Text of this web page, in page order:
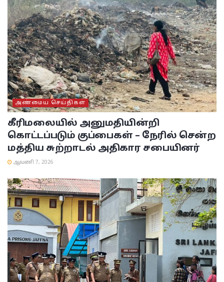
அண்மைய செய்திகள்
கீரிமலையில் அனுமதியின்றி
கொட்டப்படும் குப்பைகள் – நேரில் சென்ற
மத்திய சுற்றாடல் அதிகார சபையினர்
ஆவணி 7, 2026